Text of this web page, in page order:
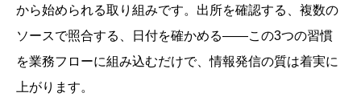
から始められる取り組みです。出所を確認する、複数の
ソースで照合する、日付を確かめる——この3つの習慣
を業務フローに組み込むだけで、情報発信の質は着実に
上がります。